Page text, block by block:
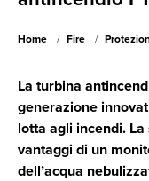
Home Fire
La turbina
generazione
lotta agli incendi.
vantaggi di un
dell’acqua